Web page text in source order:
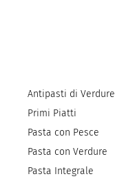
Antipasti di Verdure
Primi Piatti
Pasta con Pesce
Pasta con Verdure
Pasta Integrale